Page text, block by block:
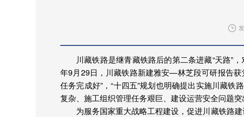
川藏铁路是继青藏铁路后的第二条进藏“天路”
年9月29日，川藏铁路新建雅安—林芝段可研报告获
任务完成好”，“十四五”规划也明确提出实施川藏
复杂、施工组织管理任务艰巨、建设运营安全问题
为服务国家重大战略工程建设，促进川藏铁路